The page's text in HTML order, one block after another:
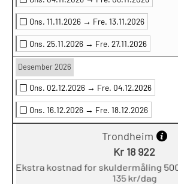
Ons. 11.11.2026 → Fre. 13.11.2026
Ons. 25.11.2026 → Fre. 27.11.2026
Desember 2026
Ons. 02.12.2026 → Fre. 04.12.2026
Ons. 16.12.2026 → Fre. 18.12.2026
Trondheim
Kr 18 922
Ekstra kostnad for skuldermåling
135 kr/dag